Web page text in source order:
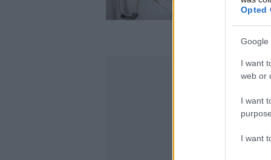
Opted
Google
I want
web or
I want
I want